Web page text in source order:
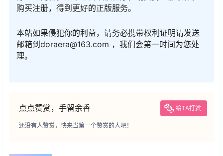
购买注册，得到更好的正版服务。
本站如果侵犯你的利益，请务必携带权利证明请发送
邮箱到doraera@163.com ，我们会第一时间为您处
理。
点点赞赏，手留余香 给TA打赏
还没有人赞赏，快来当第一个赞赏的人吧！